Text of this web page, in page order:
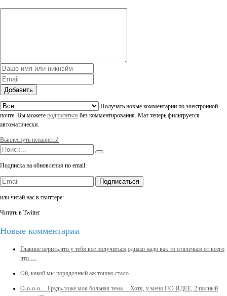
Добавить
Получать новые комментарии по электронной
почте. Вы можете подписаться без комментирования. Мат теперь фильтруется
автоматически.
Выплеснуть ненависть!
Подписка на обновления по email:
Подписаться
или читай нас в твиттере:
Читать в Twitter
Новые комментарии
Главное верить,что у тебя все получиться,однако надо как то отвлечься от всего
что …
Ой, какой мы порядочный аж тошно стало
О-о-о-о… Грудь-тоже моя больная тема… Хотя, у меня ПО ИДЕЕ, 2 полный